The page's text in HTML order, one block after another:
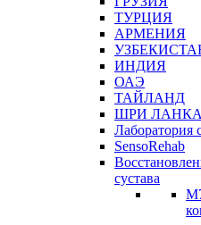
ТУРЦИЯ
АРМЕНИЯ
ИНДИЯ
ОАЭ
ТАЙЛАНД
ШРИ ЛАНКА
Лаборатория
SensoRehab
сустава